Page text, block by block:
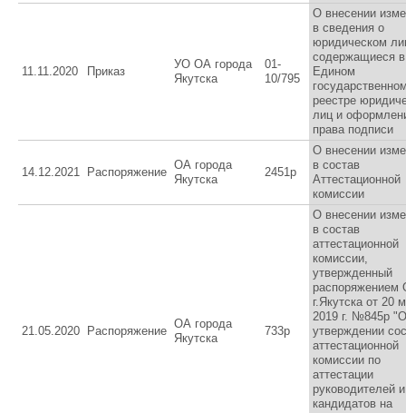
11.11.2020 Приказ
УО ОА города
Якутска
01-
10/795
О внесении
в сведения о
юридическом
содержащиеся в
Едином
реестре
лиц и
права подписи
14.12.2021 Распоряжение
ОА города
Якутска
2451р
О внесении
в состав
Аттестационной
комиссии
21.05.2020 Распоряжение
ОА города
Якутска
733p
О внесении
в состав
аттестационной
комиссии,
утвержденный
распоряжением
г.Якутска от 20
2019 г. №845р
утверждении
аттестационной
комиссии по
аттестации
руководителей и
кандидатов на